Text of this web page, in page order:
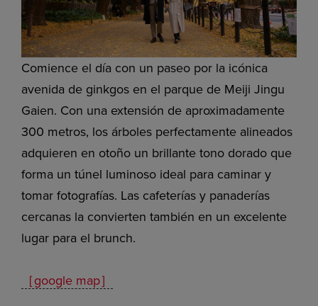
Comience el día con un paseo por la icónica
avenida de ginkgos en el parque de Meiji Jingu
Gaien. Con una extensión de aproximadamente
300 metros, los árboles perfectamente alineados
adquieren en otoño un brillante tono dorado que
forma un túnel luminoso ideal para caminar y
tomar fotografías. Las cafeterías y panaderías
cercanas la convierten también en un excelente
lugar para el brunch.
［google map］